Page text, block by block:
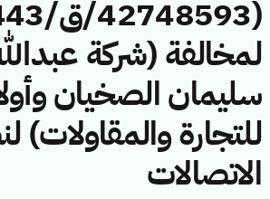
لمخالفة (شركة
سليمان الصخيان
للتجارة والمقاولات)
الاتصالات